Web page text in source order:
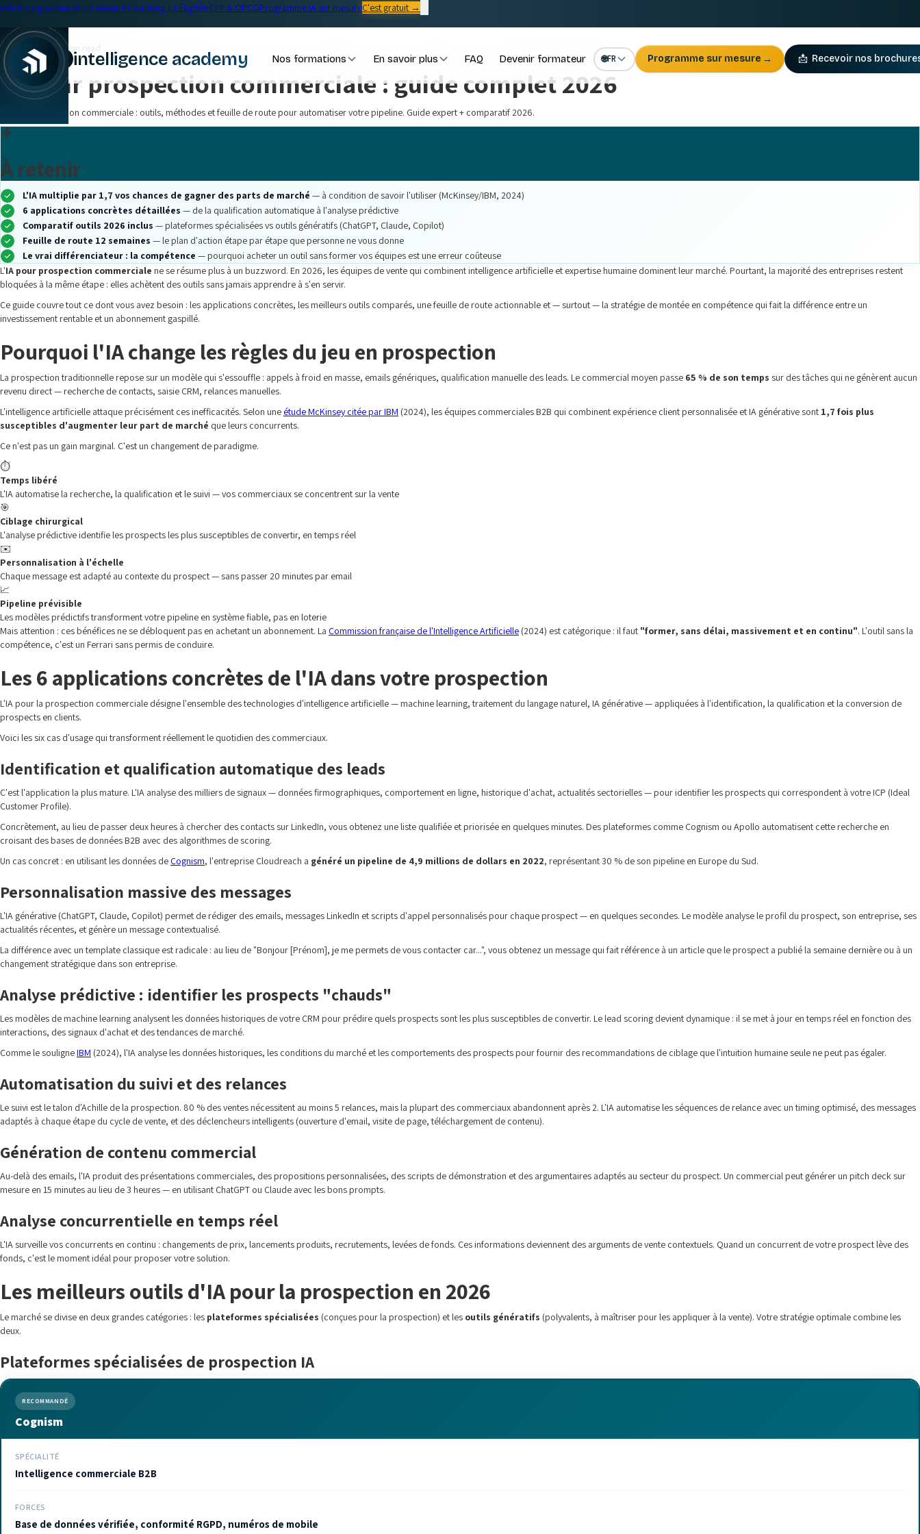
Votre programme IA sur mesure·Coaching 1:1·Éligible CPF & OPCOProgramme IA sur mesureC'est gratuit →
intelligence academy Nos formations En savoir plus FAQ Devenir formateur 🌐FR Programme sur mesure → 📩 Recevoir nos
← Blog
Formation IA
•20 min read
IA pour prospection commerciale : guide complet 2026
IA pour prospection commerciale : outils, méthodes et feuille de route pour automatiser votre pipeline. Guide expert + comparatif 2026.
À retenir
L'IA multiplie par 1,7 vos chances de gagner des parts de marché — à condition de savoir l'utiliser (McKinsey/IBM, 2024)
6 applications concrètes détaillées — de la qualification automatique à l'analyse prédictive
Comparatif outils 2026 inclus — plateformes spécialisées vs outils génératifs (ChatGPT, Claude, Copilot)
Feuille de route 12 semaines — le plan d'action étape par étape que personne ne vous donne
Le vrai différenciateur : la compétence — pourquoi acheter un outil sans former vos équipes est une erreur coûteuse
L'IA pour prospection commerciale ne se résume plus à un buzzword. En 2026, les équipes de vente qui combinent intelligence artificielle et expertise humaine dominent leur marché. Pourtant, la majorité des entreprises restent
bloquées à la même étape : elles achètent des outils sans jamais apprendre à s'en servir.
Ce guide couvre tout ce dont vous avez besoin : les applications concrètes, les meilleurs outils comparés, une feuille de route actionnable et — surtout — la stratégie de montée en compétence qui fait la différence entre un
investissement rentable et un abonnement gaspillé.
Pourquoi l'IA change les règles du jeu en prospection
La prospection traditionnelle repose sur un modèle qui s'essouffle : appels à froid en masse, emails génériques, qualification manuelle des leads. Le commercial moyen passe 65 % de son temps sur des tâches qui ne génèrent aucun
revenu direct — recherche de contacts, saisie CRM, relances manuelles.
L'intelligence artificielle attaque précisément ces inefficacités. Selon une étude McKinsey citée par IBM (2024), les équipes commerciales B2B qui combinent expérience client personnalisée et IA générative sont 1,7 fois plus
susceptibles d'augmenter leur part de marché que leurs concurrents.
Ce n'est pas un gain marginal. C'est un changement de paradigme.
⏱️
Temps libéré
L'IA automatise la recherche, la qualification et le suivi — vos commerciaux se concentrent sur la vente
🎯
Ciblage chirurgical
L'analyse prédictive identifie les prospects les plus susceptibles de convertir, en temps réel
✉️
Personnalisation à l'échelle
Chaque message est adapté au contexte du prospect — sans passer 20 minutes par email
📈
Pipeline prévisible
Les modèles prédictifs transforment votre pipeline en système fiable, pas en loterie
Mais attention : ces bénéfices ne se débloquent pas en achetant un abonnement. La Commission française de l'Intelligence Artificielle (2024) est catégorique : il faut "former, sans délai, massivement et en continu". L'outil sans la
compétence, c'est un Ferrari sans permis de conduire.
Les 6 applications concrètes de l'IA dans votre prospection
L'IA pour la prospection commerciale désigne l'ensemble des technologies d'intelligence artificielle — machine learning, traitement du langage naturel, IA générative — appliquées à l'identification, la qualification et la conversion de
prospects en clients.
Voici les six cas d'usage qui transforment réellement le quotidien des commerciaux.
Identification et qualification automatique des leads
C'est l'application la plus mature. L'IA analyse des milliers de signaux — données firmographiques, comportement en ligne, historique d'achat, actualités sectorielles — pour identifier les prospects qui correspondent à votre ICP (Ideal
Customer Profile).
Concrètement, au lieu de passer deux heures à chercher des contacts sur LinkedIn, vous obtenez une liste qualifiée et priorisée en quelques minutes. Des plateformes comme Cognism ou Apollo automatisent cette recherche en
croisant des bases de données B2B avec des algorithmes de scoring.
Un cas concret : en utilisant les données de Cognism, l'entreprise Cloudreach a généré un pipeline de 4,9 millions de dollars en 2022, représentant 30 % de son pipeline en Europe du Sud.
Personnalisation massive des messages
L'IA générative (ChatGPT, Claude, Copilot) permet de rédiger des emails, messages LinkedIn et scripts d'appel personnalisés pour chaque prospect — en quelques secondes. Le modèle analyse le profil du prospect, son entreprise, ses
actualités récentes, et génère un message contextualisé.
La différence avec un template classique est radicale : au lieu de "Bonjour [Prénom], je me permets de vous contacter car...", vous obtenez un message qui fait référence à un article que le prospect a publié la semaine dernière ou à un
changement stratégique dans son entreprise.
Analyse prédictive : identifier les prospects "chauds"
Les modèles de machine learning analysent les données historiques de votre CRM pour prédire quels prospects sont les plus susceptibles de convertir. Le lead scoring devient dynamique : il se met à jour en temps réel en fonction des
interactions, des signaux d'achat et des tendances de marché.
Comme le souligneIBM (2024), l'IA analyse les données historiques, les conditions du marché et les comportements des prospects pour fournir des recommandations de ciblage que l'intuition humaine seule ne peut pas égaler.
Automatisation du suivi et des relances
Le suivi est le talon d'Achille de la prospection. 80 % des ventes nécessitent au moins 5 relances, mais la plupart des commerciaux abandonnent après 2. L'IA automatise les séquences de relance avec un timing optimisé, des messages
adaptés à chaque étape du cycle de vente, et des déclencheurs intelligents (ouverture d'email, visite de page, téléchargement de contenu).
Génération de contenu commercial
Au-delà des emails, l'IA produit des présentations commerciales, des propositions personnalisées, des scripts de démonstration et des argumentaires adaptés au secteur du prospect. Un commercial peut générer un pitch deck sur
mesure en 15 minutes au lieu de 3 heures — en utilisant ChatGPT ou Claude avec les bons prompts.
Analyse concurrentielle en temps réel
L'IA surveille vos concurrents en continu : changements de prix, lancements produits, recrutements, levées de fonds. Ces informations deviennent des arguments de vente contextuels. Quand un concurrent de votre prospect lève des
fonds, c'est le moment idéal pour proposer votre solution.
Les meilleurs outils d'IA pour la prospection en 2026
Le marché se divise en deux grandes catégories : les plateformes spécialisées (conçues pour la prospection) et les outils génératifs (polyvalents, à maîtriser pour les appliquer à la vente). Votre stratégie optimale combine les
deux.
Plateformes spécialisées de prospection IA
RECOMMANDÉ
Cognism
SPÉCIALITÉ
Intelligence commerciale B2B
FORCES
Base de données vérifiée, conformité RGPD, numéros de mobile